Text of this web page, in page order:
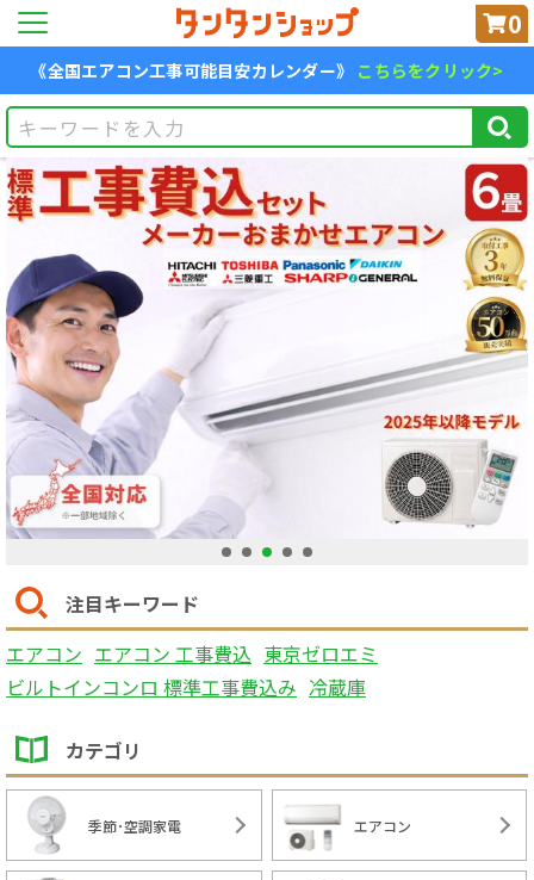
0
《全国エアコン工事可能目安カレンダー》 こちらをクリック>
1 2 3 4 5
注目キーワード
エアコン エアコン 工事費込 東京ゼロエミ
ビルトインコンロ 標準工事費込み 冷蔵庫
カテゴリ
季節･空調家電 エアコン